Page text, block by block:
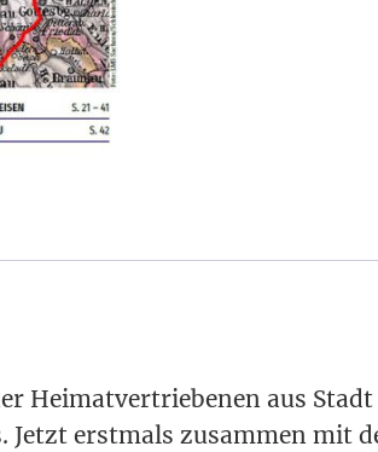
Hei­mat­ver­trie­be­nen aus
Jetzt erst­mals zusam­men mit